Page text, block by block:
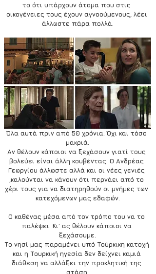
το ότι υπάρχουν άτομα που στις
οικογένειες τους έχουν αγνοούμενους, λέει
άλλωστε πάρα πολλά.
Όλα αυτά πριν από 50 χρόνια. Όχι και τόσο
μακριά.
Αν θέλουν κάποιοι να ξεχάσουν γιατί τους
βολεύει είναι άλλη κουβέντας. Ο Ανδρέας
Γεωργίου άλλωστε αλλά και οι νέες γενιές
,καλούνται να κάνουν ότι περνάει από το
χέρι τους για να διατηρηθούν οι μνήμες των
κατεχόμενων μας εδαφών.
Ο καθένας μέσα από τον τρόπο του να το
παλέψει. Κι’ ας θέλουν κάποιοι να
ξεχάσουμε.
Το νησί μας παραμένει υπό Τούρκικη κατοχή
και η Τουρκική ηγεσία δεν δείχνει καμιά
διάθεση να αλλάξει την προκλητική της
στάση.